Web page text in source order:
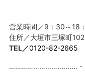
営業時間／9：30～18
住所／大垣市三塚町
TEL／0120-82-2665
……………………‥‥‥‥‥